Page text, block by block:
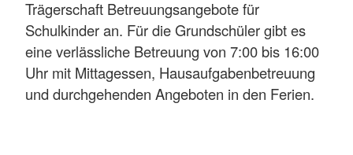
Trägerschaft Betreuungsangebote für
Schulkinder an. Für die Grundschüler gibt es
eine verlässliche Betreuung von 7:00 bis 16:00
Uhr mit Mittagessen, Hausaufgabenbetreuung
und durchgehenden Angeboten in den Ferien.